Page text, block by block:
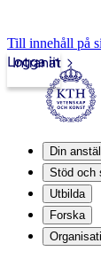
Till innehåll på
Intranät
Logga in
Din
Stöd och
Utbilda
Forska